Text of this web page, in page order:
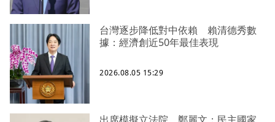
台灣逐步降低對中依賴 賴清德秀數
據：經濟創近50年最佳表現
2026.08.05 15:29